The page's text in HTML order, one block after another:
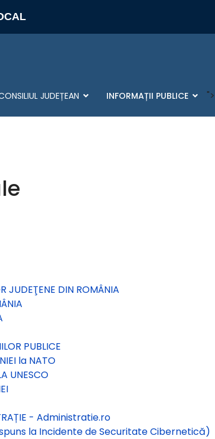
JUDEȚEAN INFORMAȚII PUBLICE ">
JUDEŢENE DIN ROMÂNIA
PUBLICE
la NATO
UNESCO
- Administratie.ro
la Incidente de Securitate Cibernetică)